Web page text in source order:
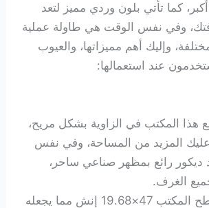
كما تأتي بلون وردي مميز لتعد
وفي نفس الوقت هي طاولة عملية
وإليك أهم مميزاتها، والعيوب
عند استعمالها:
المكتب في الزاوية بشكل مريح،
المزيد من المساحة، وفي نفس
ديكور رائع بمظهر صناعي ساحر،
الغرف.
مقاس سطح المكتب 47×19.68 إنش مما يجعله